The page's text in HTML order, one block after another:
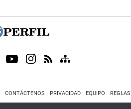
CONTÁCTENOS PRIVACIDAD EQUIPO